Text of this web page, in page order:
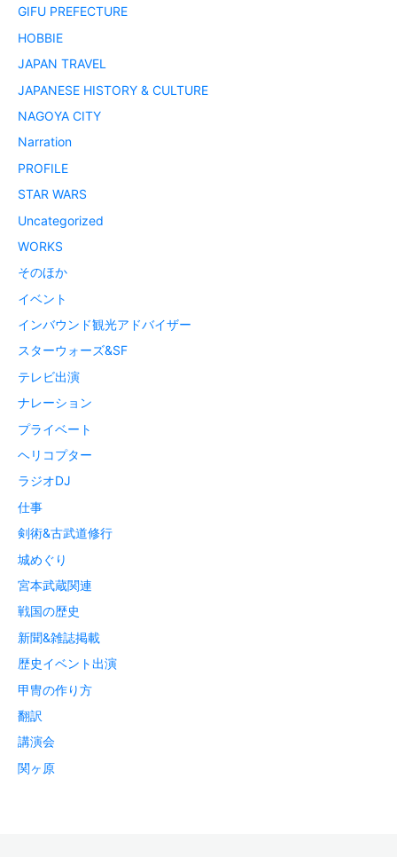
GIFU PREFECTURE
HOBBIE
JAPAN TRAVEL
JAPANESE HISTORY & CULTURE
NAGOYA CITY
Narration
PROFILE
STAR WARS
Uncategorized
WORKS
そのほか
イベント
インバウンド観光アドバイザー
スターウォーズ&SF
テレビ出演
ナレーション
プライベート
ヘリコプター
ラジオDJ
仕事
剣術&古武道修行
城めぐり
宮本武蔵関連
戦国の歴史
新聞&雑誌掲載
歴史イベント出演
甲冑の作り方
翻訳
講演会
関ヶ原